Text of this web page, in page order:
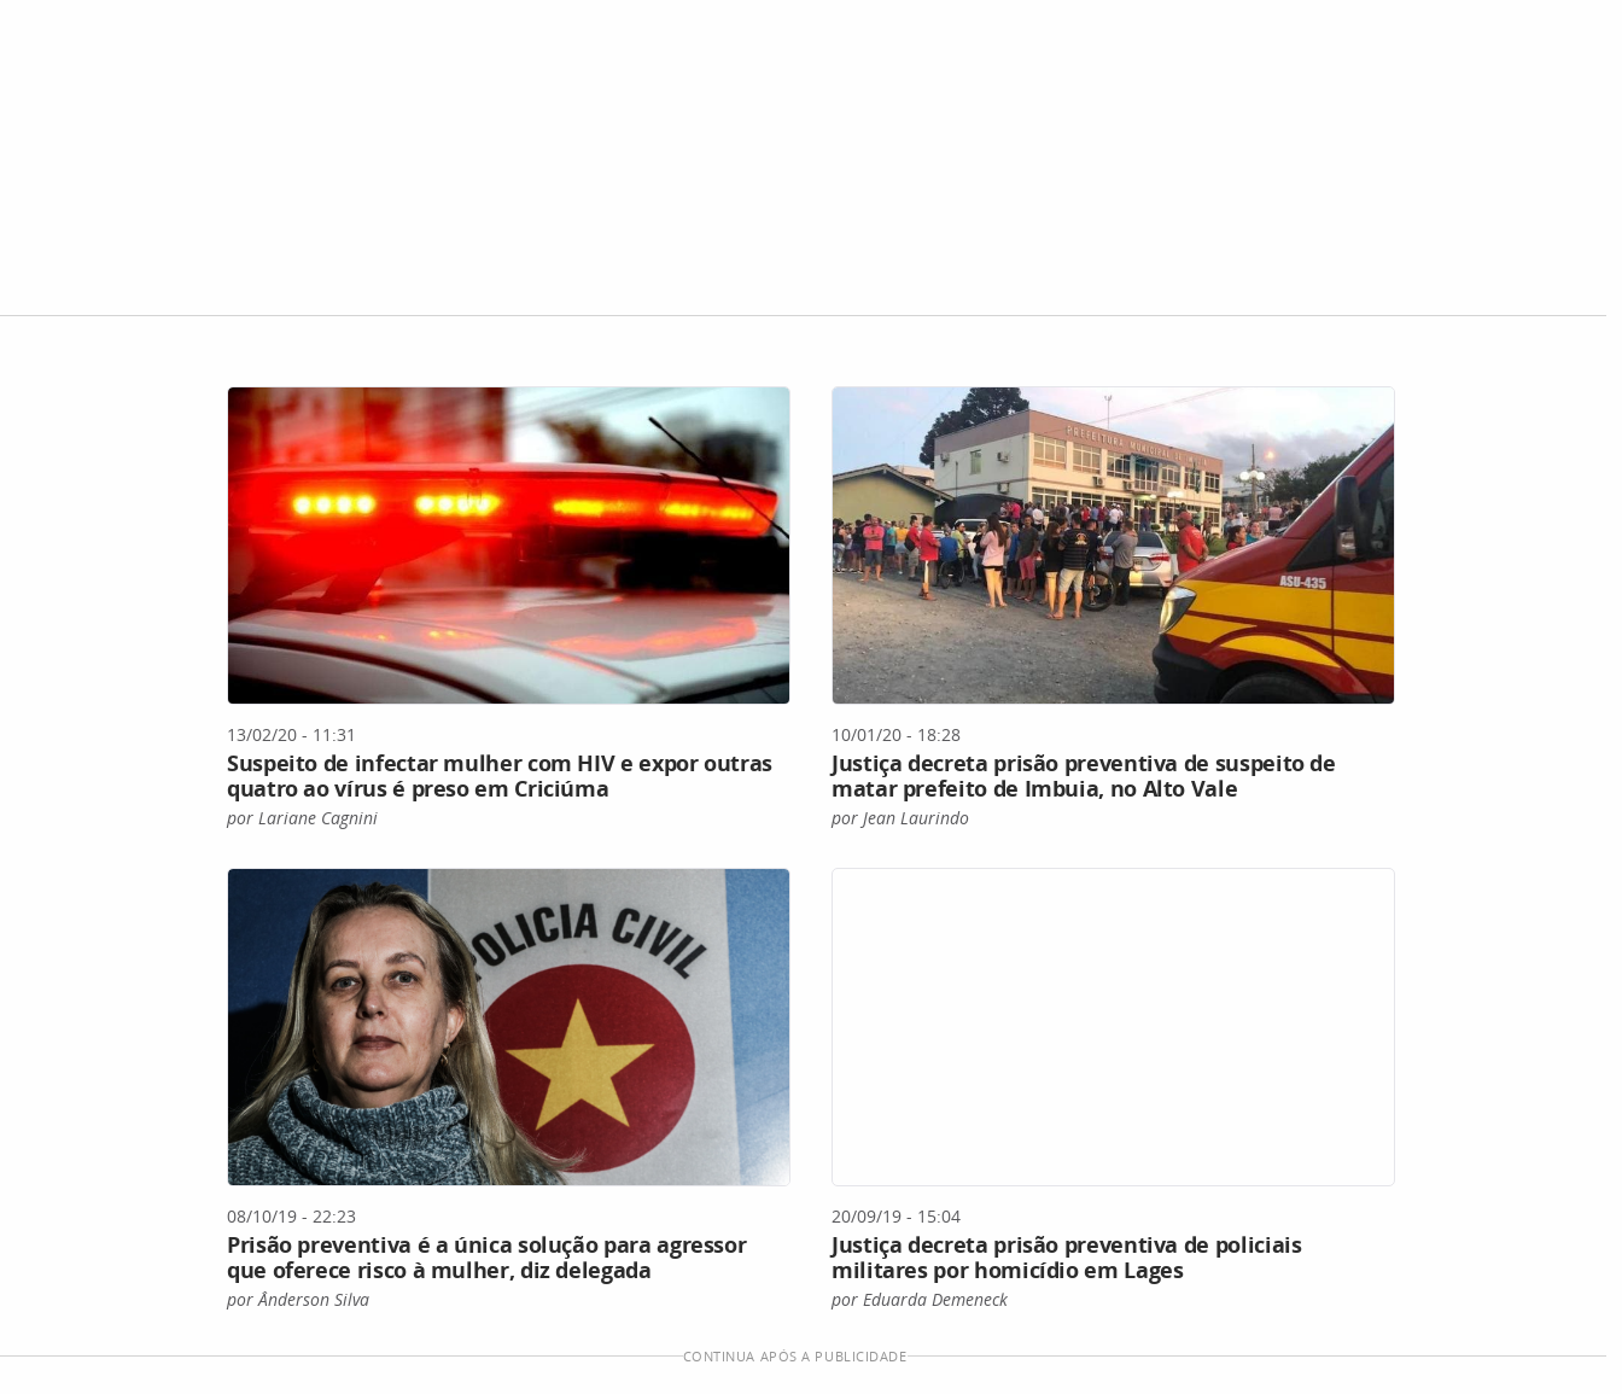
13/02/20 - 11:31
Suspeito de infectar mulher com HIV e expor outras
quatro ao vírus é preso em Criciúma
por Lariane Cagnini
10/01/20 - 18:28
Justiça decreta prisão preventiva de suspeito de
matar prefeito de Imbuia, no Alto Vale
por Jean Laurindo
08/10/19 - 22:23
Prisão preventiva é a única solução para agressor
que oferece risco à mulher, diz delegada
por Ânderson Silva
20/09/19 - 15:04
Justiça decreta prisão preventiva de policiais
militares por homicídio em Lages
por Eduarda Demeneck
CONTINUA APÓS A PUBLICIDADE